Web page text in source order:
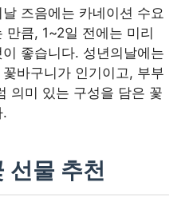
즈음에는 카네이션 수요
만큼, 1~2일 전에는 미리
좋습니다. 성년의날에는
바구니가 인기이고, 부부
의미 있는 구성을 담은 꽃
.
선물 추천